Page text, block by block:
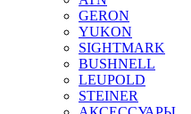
GERON
YUKON
SIGHTMARK
BUSHNELL
LEUPOLD
STEINER